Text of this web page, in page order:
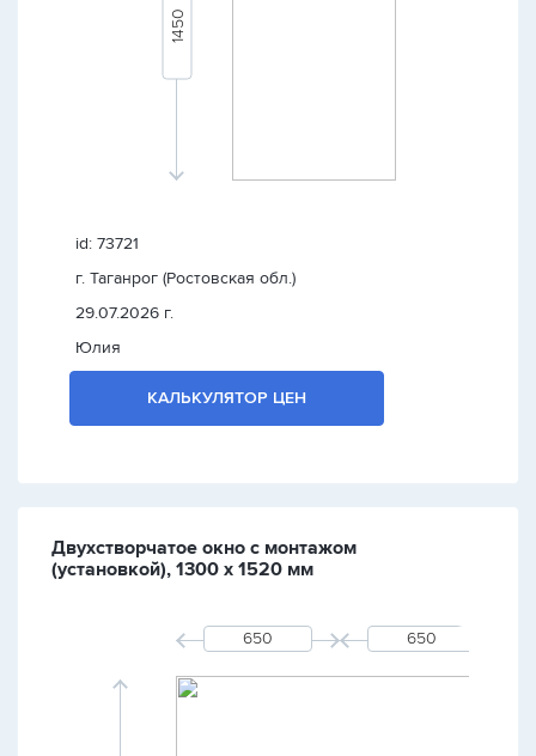
id: 73721
г. Таганрог (Ростовская обл.)
29.07.2026 г.
Юлия
КАЛЬКУЛЯТОР ЦЕН
Двухстворчатое окно с монтажом
(установкой), 1300 х 1520 мм